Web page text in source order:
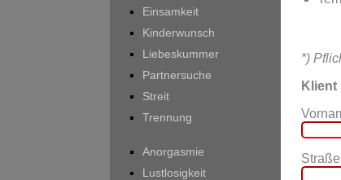
Einsamkeit
Kinderwunsch
Liebeskummer
Partnersuche
Streit
Trennung
Anorgasmie
Lustlosigkeit
*)
Klient